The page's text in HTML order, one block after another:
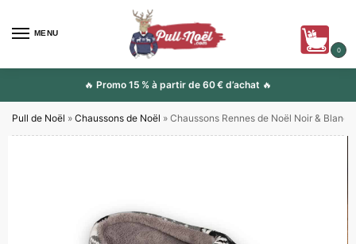
MENU
0
🔥 Promo 15 % à partir de 60 € d’achat 🔥
Pull de Noël » Chaussons de Noël » Chaussons Rennes de Noël Noir & Blanc